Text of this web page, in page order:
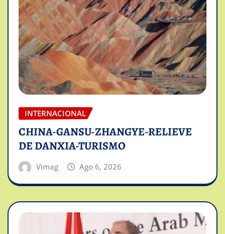
INTERNACIONAL
CHINA-GANSU-ZHANGYE-RELIEVE
DE DANXIA-TURISMO
Vimag Ago 6, 2026